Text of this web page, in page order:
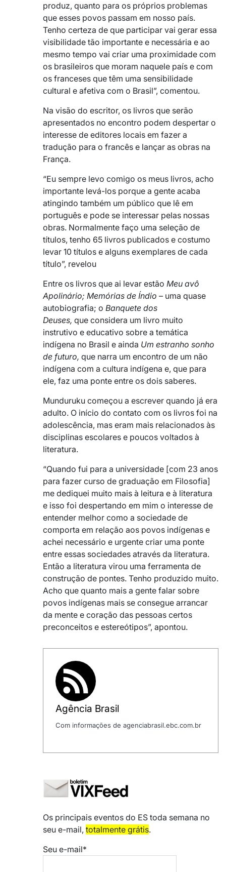
produz, quanto para os próprios problemas
que esses povos passam em nosso país.
Tenho certeza de que participar vai gerar essa
visibilidade tão importante e necessária e ao
mesmo tempo vai criar uma proximidade com
os brasileiros que moram naquele país e com
os franceses que têm uma sensibilidade
cultural e afetiva com o Brasil”, comentou.
Na visão do escritor, os livros que serão
apresentados no encontro podem despertar o
interesse de editores locais em fazer a
tradução para o francês e lançar as obras na
França.
“Eu sempre levo comigo os meus livros, acho
importante levá-los porque a gente acaba
atingindo também um público que lê em
português e pode se interessar pelas nossas
obras. Normalmente faço uma seleção de
títulos, tenho 65 livros publicados e costumo
levar 10 títulos e alguns exemplares de cada
título”, revelou
Entre os livros que ai levar estão Meu avô
Apolinário; Memórias de Índio – uma quase
autobiografia; o Banquete dos
Deuses, que considera um livro muito
instrutivo e educativo sobre a temática
indígena no Brasil e ainda Um estranho sonho
de futuro, que narra um encontro de um não
indígena com a cultura indígena e, que para
ele, faz uma ponte entre os dois saberes.
Munduruku começou a escrever quando já era
adulto. O início do contato com os livros foi na
adolescência, mas eram mais relacionados às
disciplinas escolares e poucos voltados à
literatura.
“Quando fui para a universidade [com 23 anos
para fazer curso de graduação em Filosofia]
me dediquei muito mais à leitura e à literatura
e isso foi despertando em mim o interesse de
entender melhor como a sociedade de
comporta em relação aos povos indígenas e
achei necessário e urgente criar uma ponte
entre essas sociedades através da literatura.
Então a literatura virou uma ferramenta de
construção de pontes. Tenho produzido muito.
Acho que quanto mais a gente falar sobre
povos indígenas mais se consegue arrancar
da mente e coração das pessoas certos
preconceitos e estereótipos”, apontou.
Agência Brasil
Com informações de agenciabrasil.ebc.com.br
Os principais eventos do ES toda semana no
seu e-mail, totalmente grátis.
Seu e-mail*